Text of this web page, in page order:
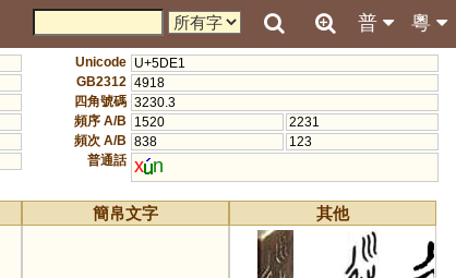
粵
普
Unicode U+5DE1
GB2312 4918
四角號碼 3230.3
頻序 A/B
1520
2231
頻次 A/B 838
123
普通話 x n
簡帛文字 其他